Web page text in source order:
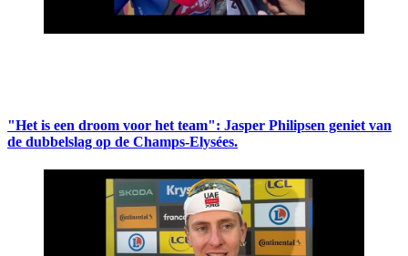
"Het is een droom voor het team": Jasper Philipsen geniet van
de dubbelslag op de Champs-Elysées.